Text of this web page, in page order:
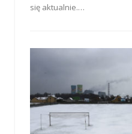
się aktualnie.…